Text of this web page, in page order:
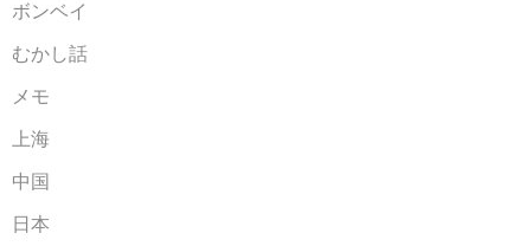
ボンベイ
むかし話
メモ
上海
中国
日本